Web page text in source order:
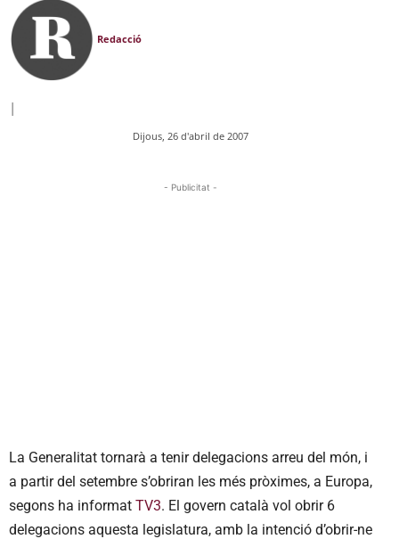
Redacció
|
Dijous, 26 d'abril de 2007
- Publicitat -
La Generalitat tornarà a tenir delegacions arreu del món, i
a partir del setembre s’obriran les més pròximes, a Europa,
segons ha informat TV3. El govern català vol obrir 6
delegacions aquesta legislatura, amb la intenció d’obrir-ne